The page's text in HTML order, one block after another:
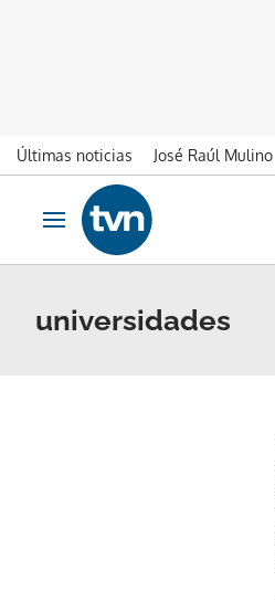
Últimas noticias José Raúl Mulino
Ir al contenido
Obrir navegació
universidades